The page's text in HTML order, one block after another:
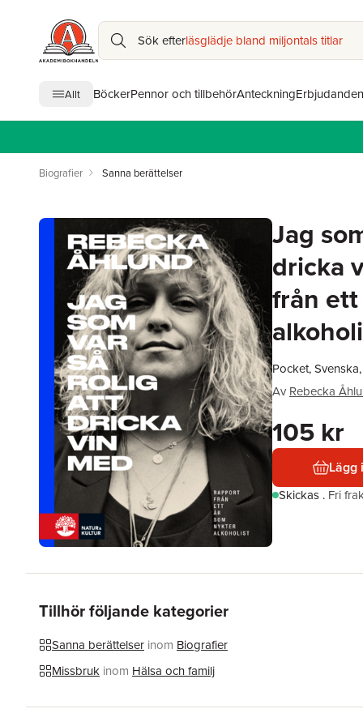
Sök efterläsglädje bland miljontals titlar
Allt BöckerPennor och tillbehörAnteckningErbjudanden
Biografier Sanna berättelser
Jag
dricka
från
Pocket,
Av Rebecka
105 kr
Lägg
Skickas . Fri
Tillhör följande kategorier
Sanna berättelser inom Biografier
Missbruk inom Hälsa och familj